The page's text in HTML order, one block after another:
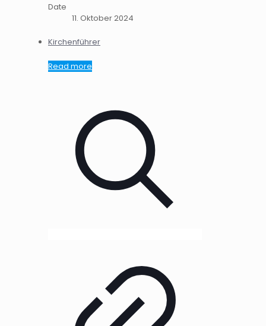
Date
11. Oktober 2024
Kirchenführer
Read more